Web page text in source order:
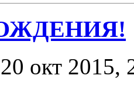
окт 2015,